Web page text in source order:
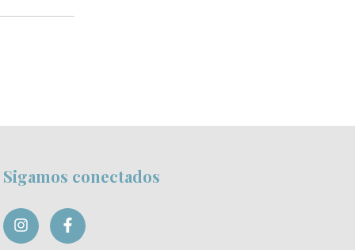
Sigamos conectados